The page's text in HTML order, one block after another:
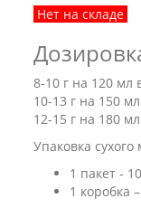
Нет на складе
8-10 г на 120 мл
10-13 г на 150
12-15 г на 180
Упаковка сухого
1 пакет -
1 коробка